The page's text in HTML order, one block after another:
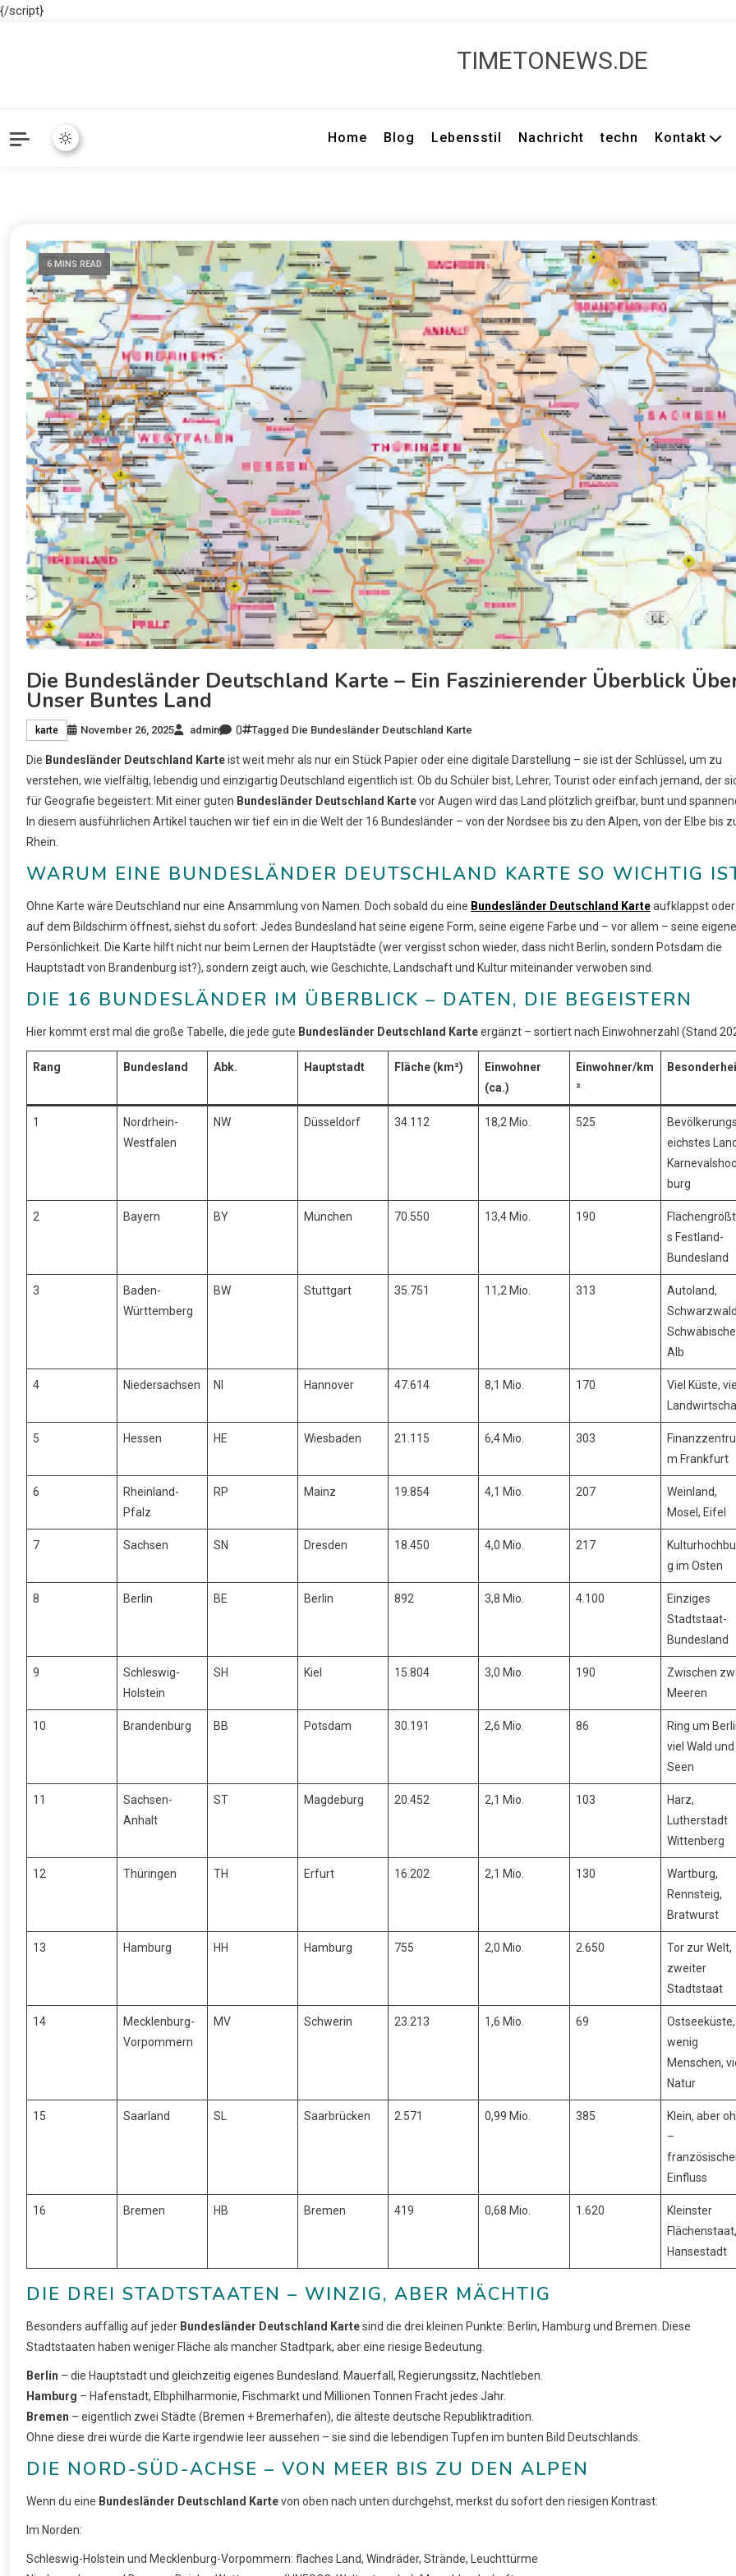
{/script}
TIMETONEWS.DE
Home Blog Lebensstil Nachricht techn Kontakt
6 MINS READ
Die Bundesländer Deutschland Karte – Ein Faszinierender Überblick
Unser Buntes Land
karte November 26, 2025 admin 0 Tagged Die Bundesländer Deutschland Karte
Die Bundesländer Deutschland Karteist weit mehr als nur ein Stück Papier oder eine digitale Darstellung – sie ist der Schlüssel, um zu
verstehen, wie vielfältig, lebendig und einzigartig Deutschland eigentlich ist. Ob du Schüler bist, Lehrer, Tourist oder einfach jemand, der
für Geografie begeistert: Mit einer guten Bundesländer Deutschland Kartevor Augen wird das Land plötzlich greifbar, bunt und
In diesem ausführlichen Artikel tauchen wir tief ein in die Welt der 16 Bundesländer – von der Nordsee bis zu den Alpen, von der Elbe bis
Rhein.
WARUM EINE BUNDESLÄNDER DEUTSCHLAND KARTE SO WICHTIG
Ohne Karte wäre Deutschland nur eine Ansammlung von Namen. Doch sobald du eine Bundesländer Deutschland Karteaufklappst oder
auf dem Bildschirm öffnest, siehst du sofort: Jedes Bundesland hat seine eigene Form, seine eigene Farbe und – vor allem – seine eigene
Persönlichkeit. Die Karte hilft nicht nur beim Lernen der Hauptstädte (wer vergisst schon wieder, dass nicht Berlin, sondern Potsdam die
Hauptstadt von Brandenburg ist?), sondern zeigt auch, wie Geschichte, Landschaft und Kultur miteinander verwoben sind.
DIE 16 BUNDESLÄNDER IM ÜBERBLICK – DATEN, DIE BEGEISTERN
Hier kommt erst mal die große Tabelle, die jede gute Bundesländer Deutschland Karteergänzt – sortiert nach Einwohnerzahl (Stand
Rang Bundesland Abk. Hauptstadt Fläche (km²)
Einwohner
(ca.)
Einwohner/km
²
1
Nordrhein-
Westfalen
NW Düsseldorf 34.112 18,2 Mio. 525
eichstes
burg
2 Bayern BY München 70.550 13,4 Mio. 190
s Festland-
Bundesland
3
Baden-
Württemberg
BW Stuttgart 35.751 11,2 Mio. 313
Autoland,
Schwäbische
Alb
4 Niedersachsen NI Hannover 47.614 8,1 Mio. 170
Viel Küste,
5 Hessen HE Wiesbaden 21.115 6,4 Mio. 303
Finanzzentru
m Frankfurt
6
Rheinland-
Pfalz
RP Mainz 19.854 4,1 Mio. 207
Weinland,
Mosel, Eifel
7 Sachsen SN Dresden 18.450 4,0 Mio. 217
g im Osten
8 Berlin BE Berlin 892 3,8 Mio. 4.100
Einziges
Stadtstaat-
Bundesland
9
Schleswig-
Holstein
SH Kiel 15.804 3,0 Mio. 190
Zwischen
Meeren
10 Brandenburg BB Potsdam 30.191 2,6 Mio. 86
Ring um
viel Wald und
Seen
11
Sachsen-
Anhalt
ST Magdeburg 20.452 2,1 Mio. 103
Harz,
Lutherstadt
Wittenberg
12 Thüringen TH Erfurt 16.202 2,1 Mio. 130
Wartburg,
Rennsteig,
Bratwurst
13 Hamburg HH Hamburg 755 2,0 Mio. 2.650
Tor zur Welt,
zweiter
Stadtstaat
14
Mecklenburg-
Vorpommern
MV Schwerin 23.213 1,6 Mio. 69
Ostseeküste,
wenig
Menschen,
Natur
15 Saarland SL Saarbrücken 2.571 0,99 Mio. 385
Klein, aber
–
Einfluss
16 Bremen HB Bremen 419 0,68 Mio. 1.620
Kleinster
Flächenstaat,
Hansestadt
DIE DREI STADTSTAATEN – WINZIG, ABER MÄCHTIG
Besonders auffällig auf jeder Bundesländer Deutschland Kartesind die drei kleinen Punkte: Berlin, Hamburg und Bremen. Diese
Stadtstaaten haben weniger Fläche als mancher Stadtpark, aber eine riesige Bedeutung.
Berlin – die Hauptstadt und gleichzeitig eigenes Bundesland. Mauerfall, Regierungssitz, Nachtleben.
Hamburg – Hafenstadt, Elbphilharmonie, Fischmarkt und Millionen Tonnen Fracht jedes Jahr.
Bremen – eigentlich zwei Städte (Bremen + Bremerhafen), die älteste deutsche Republiktradition.
Ohne diese drei würde die Karte irgendwie leer aussehen – sie sind die lebendigen Tupfen im bunten Bild Deutschlands.
DIE NORD-SÜD-ACHSE – VON MEER BIS ZU DEN ALPEN
Wenn du eine Bundesländer Deutschland Kartevon oben nach unten durchgehst, merkst du sofort den riesigen Kontrast:
Im Norden:
Schleswig-Holstein und Mecklenburg-Vorpommern: flaches Land, Windräder, Strände, Leuchttürme